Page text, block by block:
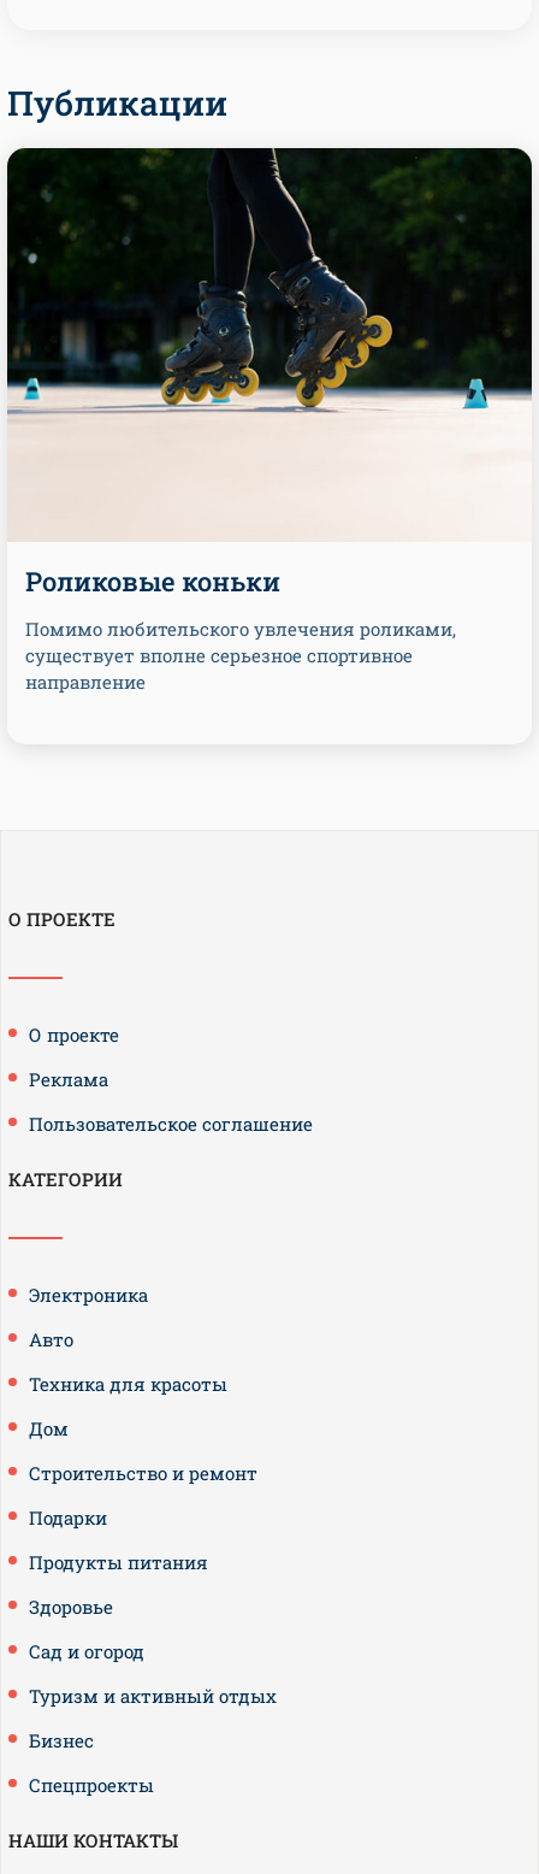
Публикации
Роликовые коньки
Помимо любительского увлечения роликами,
существует вполне серьезное спортивное
направление
О ПРОЕКТЕ
О проекте
Реклама
Пользовательское соглашение
КАТЕГОРИИ
Электроника
Авто
Техника для красоты
Дом
Строительство и ремонт
Подарки
Продукты питания
Здоровье
Сад и огород
Туризм и активный отдых
Бизнес
Спецпроекты
НАШИ КОНТАКТЫ